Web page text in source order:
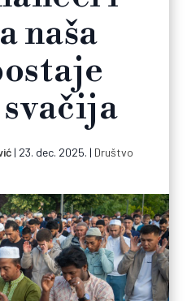
naša
| 23. dec. 2025. | Društvo